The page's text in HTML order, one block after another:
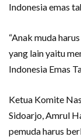
Indonesia emas
“Anak muda
yang lain yaitu
Indonesia Emas
Ketua Komite
Sidoarjo, Amrul
pemuda harus